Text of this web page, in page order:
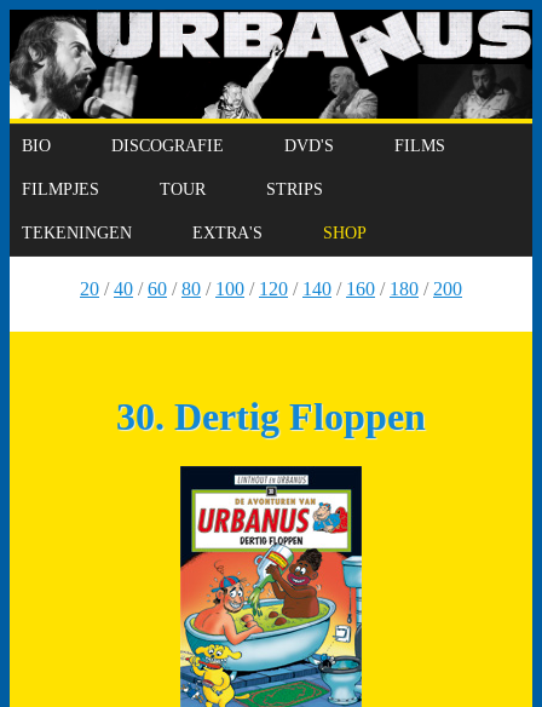
BIO DISCOGRAFIE DVD'S FILMS
FILMPJES TOUR STRIPS
TEKENINGEN EXTRA'S SHOP
20 /40 /60 /80 / 100 / 120 / 140 / 160 / 180 / 200
30. Dertig Floppen